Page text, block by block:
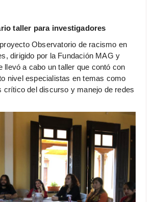
taller para investigadores
Observatorio de racismo en
dirigido por la Fundación MAG y
llevó a cabo un taller que contó con
nivel especialistas en temas como
crítico del discurso y manejo de redes